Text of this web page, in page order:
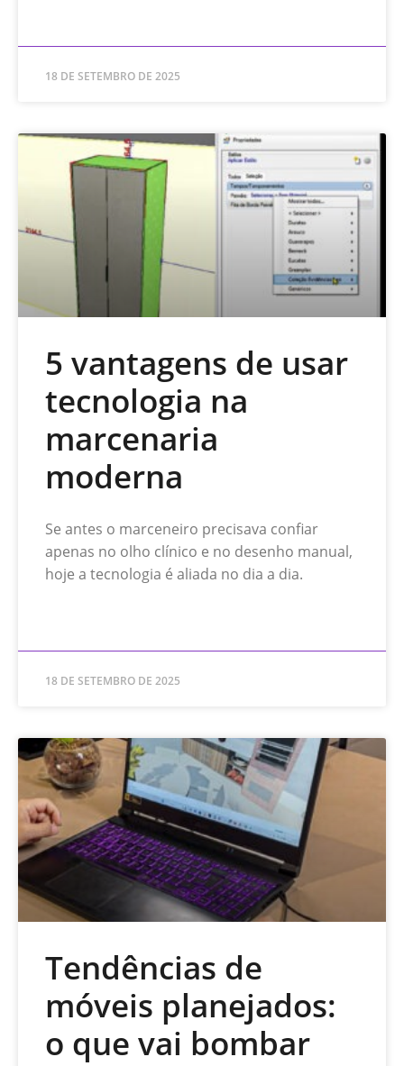
18 DE SETEMBRO DE 2025
5 vantagens de usar
tecnologia na
marcenaria
moderna
Se antes o marceneiro precisava confiar
apenas no olho clínico e no desenho manual,
hoje a tecnologia é aliada no dia a dia.
18 DE SETEMBRO DE 2025
Tendências de
móveis planejados:
o que vai bombar